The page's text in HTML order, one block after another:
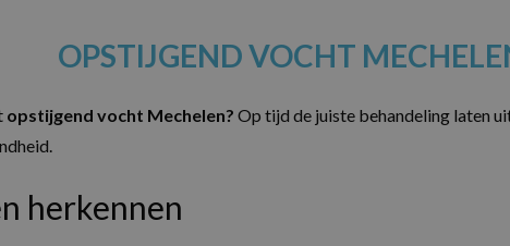
OPSTIJGEND VOCHT
opstijgend vocht Mechelen? Op tijd de juiste behandeling laten
herkennen